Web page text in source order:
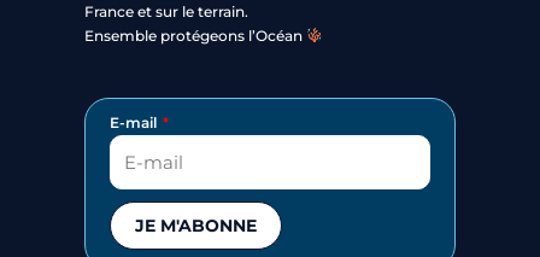
France et sur le terrain.
Ensemble protégeons l’Océan
E-mail
JE M'ABONNE